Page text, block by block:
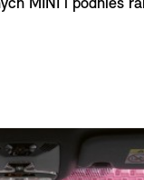
MINI i podnieś